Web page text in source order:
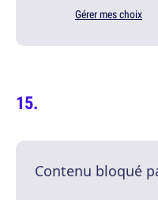
Gérer mes choix
Contenu bloqué